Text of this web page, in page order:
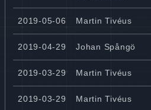
2019-05-06 Martin Tivéus
2019-04-29 Johan Spångö
2019-03-29 Martin Tivéus
2019-03-29 Martin Tivéus